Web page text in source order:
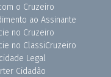
o Cruzeiro
ao Assinante
no Cruzeiro
no ClassiCruzeiro
Legal
Cidadão